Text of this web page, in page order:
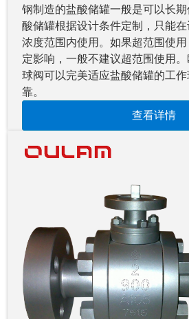
钢制造的盐酸储罐一般是可以长
酸储罐根据设计条件定制，只能
浓度范围内使用。如果超范围使
定影响，一般不建议超范围使用
球阀可以完美适应盐酸储罐的工
靠。
查看详情